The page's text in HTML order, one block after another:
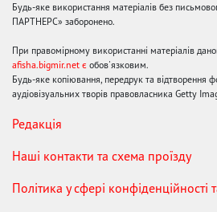
Будь-яке використання матеріалів без
ПАРТНЕРС» заборонено.
При правомірному використанні матеріалів
afisha.bigmir.net є обов'язковим.
Будь-яке копіювання, передрук та відтворення
аудіовізуальних творів правовласника Getty
Редакція
Наші контакти та схема проїзду
Політика у сфері